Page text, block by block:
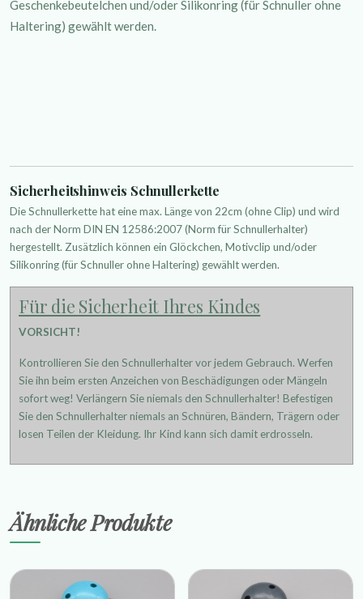
Geschenkebeutelchen und/oder Silikonring (für Schnuller ohne
Haltering) gewählt werden.
Sicherheitshinweis Schnullerkette
Die Schnullerkette hat eine max. Länge von 22cm (ohne Clip) und wird
nach der Norm DIN EN 12586:2007 (Norm für Schnullerhalter)
hergestellt. Zusätzlich können ein Glöckchen, Motivclip und/oder
Silikonring (für Schnuller ohne Haltering) gewählt werden.
Für die Sicherheit Ihres Kindes
VORSICHT!
Kontrollieren Sie den Schnullerhalter vor jedem Gebrauch. Werfen
Sie ihn beim ersten Anzeichen von Beschädigungen oder Mängeln
sofort weg! Verlängern Sie niemals den Schnullerhalter! Befestigen
Sie den Schnullerhalter niemals an Schnüren, Bändern, Trägern oder
losen Teilen der Kleidung. Ihr Kind kann sich damit erdrosseln.
Ähnliche Produkte